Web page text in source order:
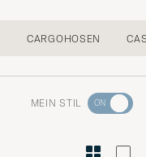
CARGOHOSEN
MEIN STIL Wechseln
zur